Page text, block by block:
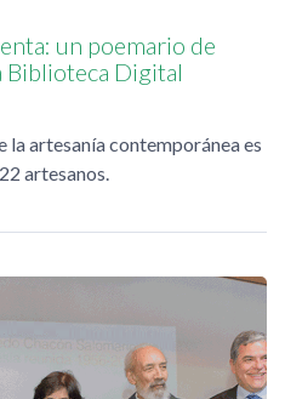
un poemario de
Biblioteca Digital
la artesanía contemporánea es
artesanos.